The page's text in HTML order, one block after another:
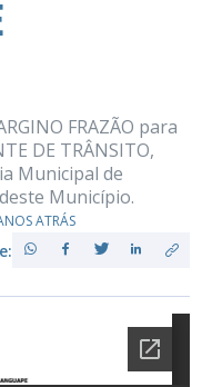
FRAZÃO para
DE TRÂNSITO,
Municipal de
Município.
ATRÁS